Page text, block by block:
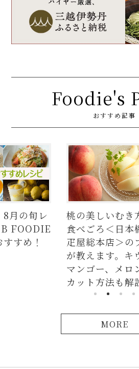
Foodie's
おすすめ記事
月の旬レ
FOODIE
すめ！
桃の美しいむき
食べごろ＜日本
疋屋総本店＞の
が教えます。キ
マンゴー、メロ
カット方法も解
MORE